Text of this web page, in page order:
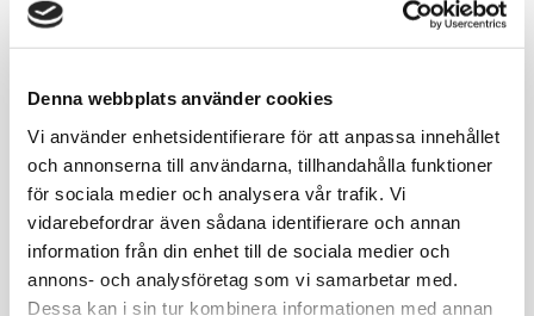
Denna webbplats använder cookies
Vi använder enhetsidentifierare för att anpassa innehållet
och annonserna till användarna, tillhandahålla funktioner
för sociala medier och analysera vår trafik. Vi
vidarebefordrar även sådana identifierare och annan
information från din enhet till de sociala medier och
annons- och analysföretag som vi samarbetar med.
Dessa kan i sin tur kombinera informationen med annan
språk- och översättningsbyrå. Vi lokaliserar hemsidor,
översätter appar,utbildar affärsmän i nya språk, sköter
undertext till film med underhållande och utbildande syfte. Vi
älskar språk och det skrivna och talade ordet.
Om ni har ett språk- eller översättningsprojekt och är
intresserade av att jobba med oss,tveka inte att ta kontakt.